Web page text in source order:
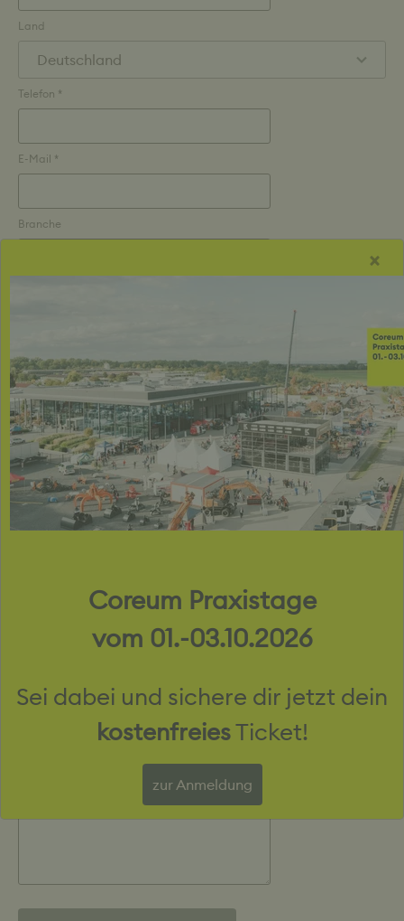
Land
Telefon *
E-Mail *
Branche
Personenanzahl *
Spontane Besuche am selben Tag können unter
Umständen nicht berücksichtigt werden!
Wunschdatum des Besuches? *
:
Minutes
Für welche Herausforderung brauchst du die richtige Lösung?
×
Coreum Praxistage
vom 01.-03.10.2026
Sei dabei und sichere dir jetzt dein
kostenfreiesTicket!
zur Anmeldung